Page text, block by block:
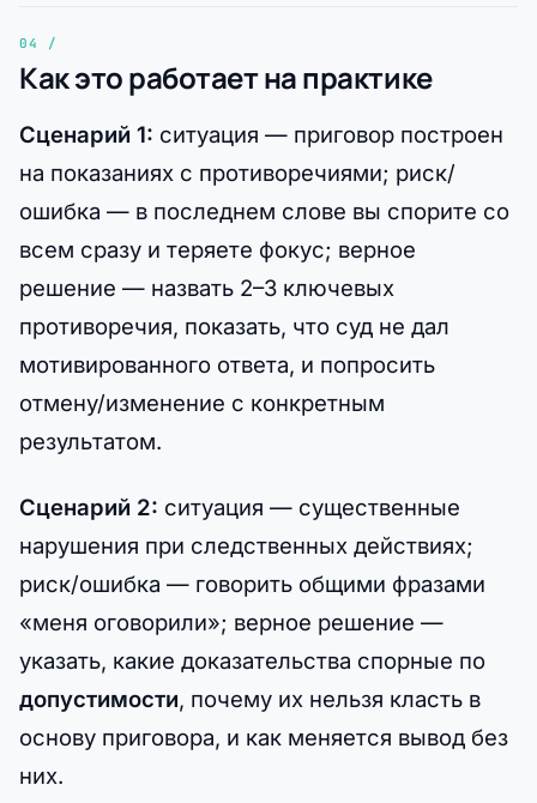
Как это работает на практике
Сценарий 1: ситуация — приговор построен
на показаниях с противоречиями; риск/
ошибка — в последнем слове вы спорите со
всем сразу и теряете фокус; верное
решение — назвать 2–3 ключевых
противоречия, показать, что суд не дал
мотивированного ответа, и попросить
отмену/изменение с конкретным
результатом.
Сценарий 2: ситуация — существенные
нарушения при следственных действиях;
риск/ошибка — говорить общими фразами
«меня оговорили»; верное решение —
указать, какие доказательства спорные по
допустимости, почему их нельзя класть в
основу приговора, и как меняется вывод без
них.